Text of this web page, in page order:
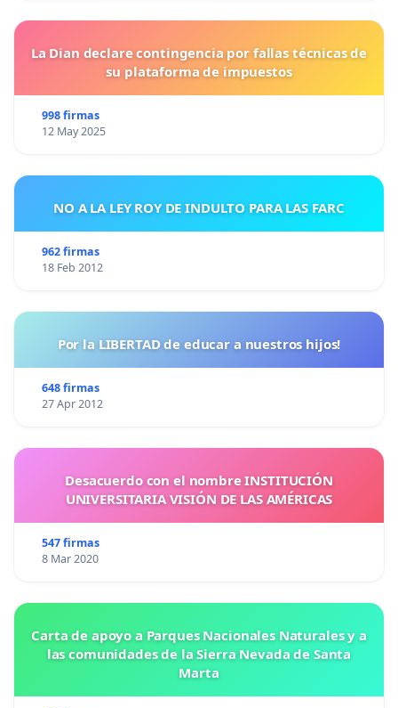
La Dian declare contingencia por fallas técnicas de
su plataforma de impuestos
998 firmas
12 May 2025
NO A LA LEY ROY DE INDULTO PARA LAS FARC
962 firmas
18 Feb 2012
Por la LIBERTAD de educar a nuestros hijos!
648 firmas
27 Apr 2012
Desacuerdo con el nombre INSTITUCIÓN
UNIVERSITARIA VISIÓN DE LAS AMÉRICAS
547 firmas
8 Mar 2020
Carta de apoyo a Parques Nacionales Naturales y a
las comunidades de la Sierra Nevada de Santa
Marta